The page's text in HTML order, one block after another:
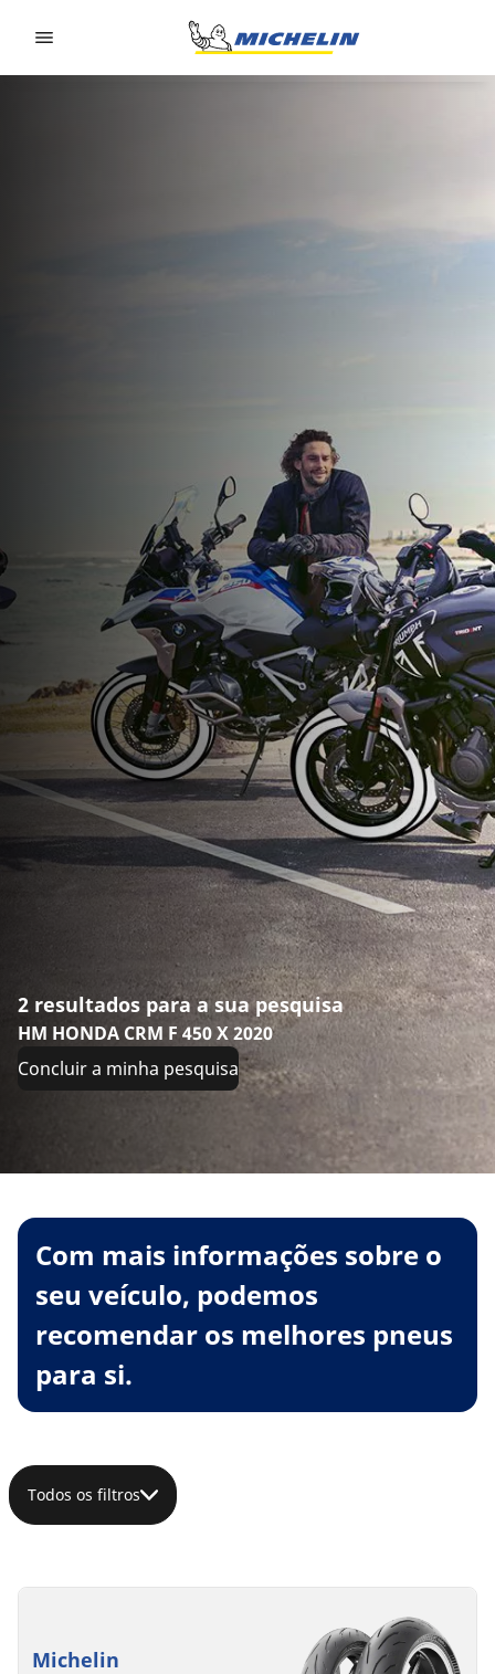
2 resultados para a sua pesquisa
HM HONDA CRM F 450 X 2020
Concluir a minha pesquisa
Com mais informações sobre o
seu veículo, podemos
recomendar os melhores pneus
para si.
Todos os filtros
Michelin